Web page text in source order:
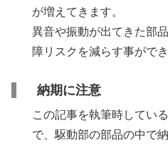
が増えてきます。
異音や振動が出てきた部
障リスクを減らす事ができ
納期に注意
この記事を執筆時してい
で、駆動部の部品の中で